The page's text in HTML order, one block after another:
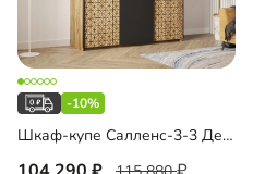
-10%
Шкаф-купе Салленс-3-3 Декор 3